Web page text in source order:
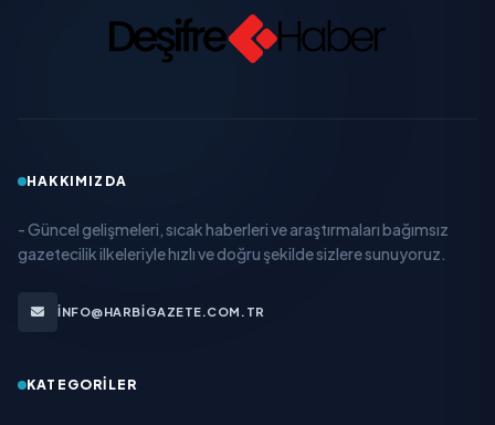
HAKKIMIZDA
- Güncel gelişmeleri, sıcak haberleri ve araştırmaları bağımsız
gazetecilik ilkeleriyle hızlı ve doğru şekilde sizlere sunuyoruz.
INFO@HARBIGAZETE.COM.TR
KATEGORILER